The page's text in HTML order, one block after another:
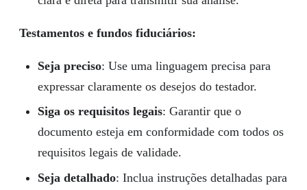
Testamentos e fundos fiduciários:
Seja preciso: Use uma linguagem precisa para
expressar claramente os desejos do testador.
Siga os requisitos legais: Garantir que o
documento esteja em conformidade com todos os
requisitos legais de validade.
Seja detalhado: Inclua instruções detalhadas para